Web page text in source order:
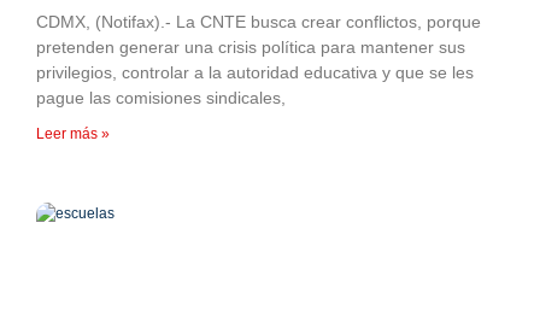
CDMX, (Notifax).- La CNTE busca crear conflictos, porque
pretenden generar una crisis política para mantener sus
privilegios, controlar a la autoridad educativa y que se les
pague las comisiones sindicales,
Leer más »